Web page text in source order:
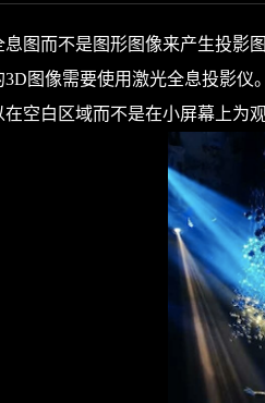
而不是图形图像来产生投影图
图像需要使用激光全息投影
空白区域而不是在小屏幕上为